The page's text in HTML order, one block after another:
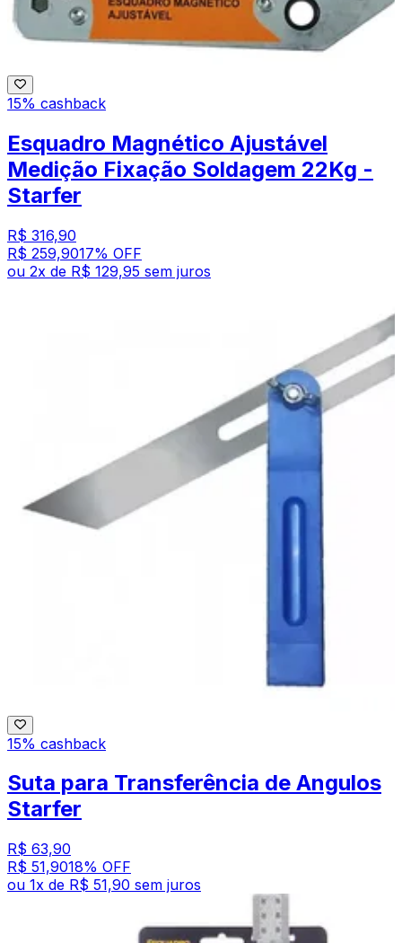
15% cashback
Esquadro Magnético Ajustável
Medição Fixação Soldagem 22Kg -
Starfer
R$ 316,90
R$ 259,9017% OFF
ou 2x de R$ 129,95 sem juros
15% cashback
Suta para Transferência de Angulos
Starfer
R$ 63,90
R$ 51,9018% OFF
ou 1x de R$ 51,90 sem juros